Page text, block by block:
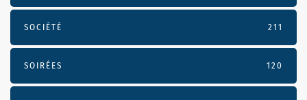
SOCIÉTÉ 211
SOIRÉES 120